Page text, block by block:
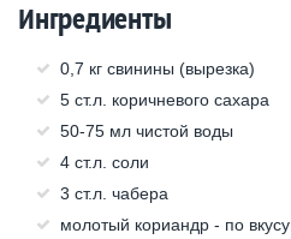
Ингредиенты
0,7 кг свинины (вырезка)
5 ст.л. коричневого сахара
50-75 мл чистой воды
4 ст.л. соли
3 ст.л. чабера
молотый кориандр - по вкусу